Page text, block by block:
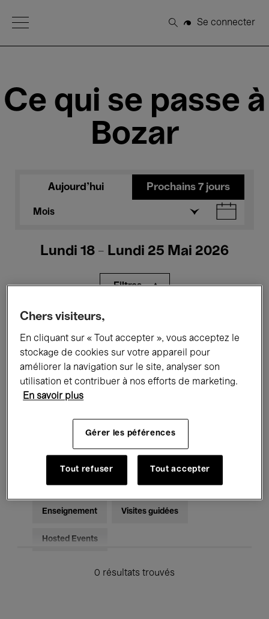
Open Menu
Rechercher
Se connecter
Ce qui se passe à
Bozar
Aujourd'hui Prochains 7 jours
Mois
Lundi 18 - Lundi 25 Mai 2026
Filtres
Expositions Films Performances
Rencontres & Débats Jazz
Musique électronique
Pour tous Kids’ Palace
Enseignement Visites guidées
Hosted Events
0 résultats trouvés
Chers visiteurs,
En cliquant sur « Tout accepter », vous acceptez le
stockage de cookies sur votre appareil pour
améliorer la navigation sur le site, analyser son
utilisation et contribuer à nos efforts de marketing.
En savoir plus
Gérer les péférences
Tout refuser Tout accepter